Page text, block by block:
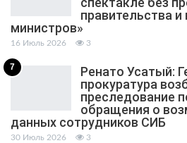
правительства
министров»
16 Июль 2026 3
7
Ренато Усатый:
прокуратура
преследование
обращения о
данных сотрудников СИБ
30 Июль 2026 3